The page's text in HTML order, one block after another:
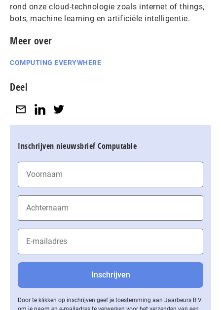
rond onze cloud-technologie zoals internet of things,
bots, machine learning en artificiële intelligentie.
Meer over
COMPUTING EVERYWHERE
Deel
Inschrijven nieuwsbrief Computable
Door te klikken op inschrijven geef je toestemming aan Jaarbeurs B.V.